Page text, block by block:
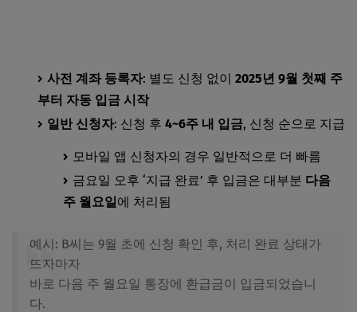
사전 계좌 등록자: 별도 신청 없이 2025년 9월 첫째 주
부터 자동 입금 시작
일반 신청자: 신청 후 4~6주 내 입금, 신청 순으로 지급
모바일 앱 신청자의 경우 일반적으로 더 빠름
금요일 오후 ‘지급 완료’ 후 입금은 대부분 다음
주 월요일에 처리됨
예시: B씨는 9월 초에 신청 확인 후, 처리 완료 상태가
뜨자마자
바로 다음 주 월요일 통장에 환급금이 입금되었습니
다.